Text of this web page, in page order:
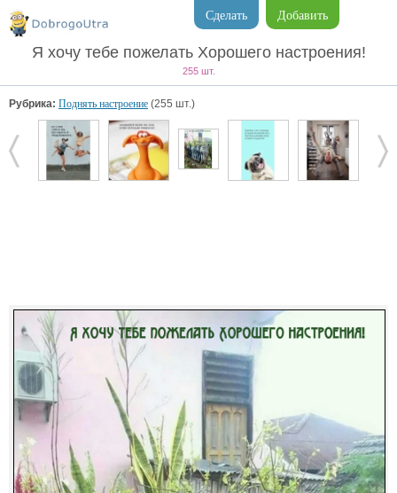
Добавить
Сделать
Я хочу тебе пожелать Хорошего настроения!
255 шт.
Рубрика: Поднять настроение (255 шт.)